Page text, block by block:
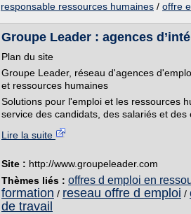
responsable ressources humaines / offre
Groupe Leader : agences
Plan du site
Groupe Leader, réseau d'agences
et ressources humaines
Solutions pour l'emploi et les ressources
service des candidats, des salariés et des
Lire la suite
Site : http://www.groupeleader.com
Thèmes liés : offres d emploi en
formation / reseau offre d emploi /
de travail